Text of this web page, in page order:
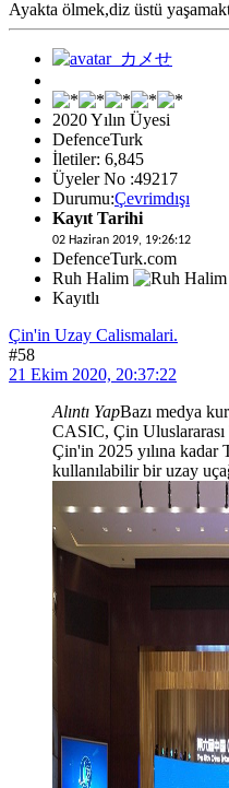
Ayakta ölmek,diz üstü
2020 Yılın Üyesi
DefenceTurk
İletiler: 6,845
Üyeler No :49217
Durumu:Çevrimdışı
Kayıt Tarihi
02 Haziran 2019, 19:26:12
DefenceTurk.com
Ruh Halim
Kayıtlı
Çin'in Uzay Calismalari.
#58
21 Ekim 2020, 20:37:22
Alıntı YapBazı medya
CASIC, Çin Uluslararası
Çin'in 2025 yılına kadar
kullanılabilir bir uzay